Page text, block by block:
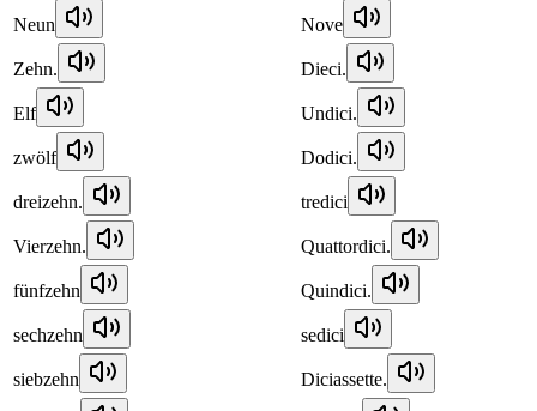
Neun Nove
Zehn. Dieci.
Elf Undici.
zwölf Dodici.
dreizehn. tredici
Vierzehn. Quattordici.
fünfzehn Quindici.
sechzehn sedici
siebzehn Diciassette.